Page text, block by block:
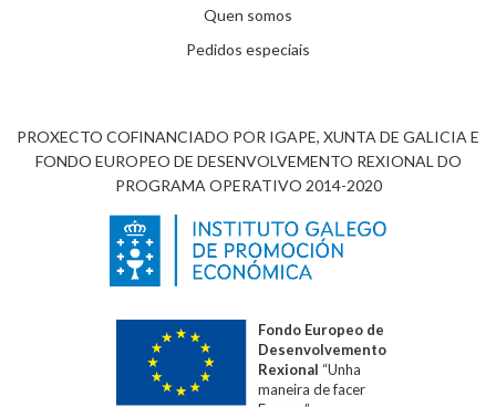
Quen somos
Pedidos especiais
PROXECTO COFINANCIADO POR IGAPE, XUNTA DE GALICIA E
FONDO EUROPEO DE DESENVOLVEMENTO REXIONAL DO
PROGRAMA OPERATIVO 2014-2020
Fondo Europeo de
Desenvolvemento
Rexional “Unha
maneira de facer